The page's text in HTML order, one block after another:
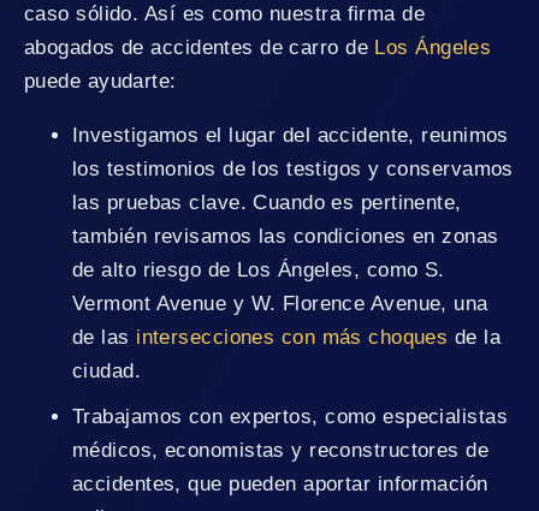
caso sólido. Así es como nuestra firma de
abogados de accidentes de carro de Los Ángeles
puede ayudarte:
Investigamos el lugar del accidente, reunimos
los testimonios de los testigos y conservamos
las pruebas clave. Cuando es pertinente,
también revisamos las condiciones en zonas
de alto riesgo de Los Ángeles, como S.
Vermont Avenue y W. Florence Avenue, una
de las intersecciones con más choques de la
ciudad.
Trabajamos con expertos, como especialistas
médicos, economistas y reconstructores de
accidentes, que pueden aportar información